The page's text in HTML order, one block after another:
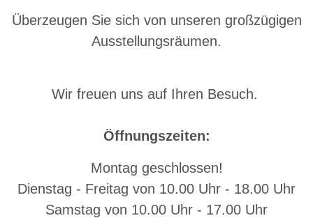
Überzeugen Sie sich von unseren großzügigen
Ausstellungsräumen.
Wir freuen uns auf Ihren Besuch.
Öffnungszeiten:
Montag geschlossen!
Dienstag - Freitag von 10.00 Uhr - 18.00 Uhr
Samstag von 10.00 Uhr - 17.00 Uhr